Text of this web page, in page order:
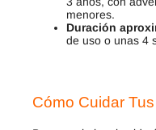
menores.
Duración
de uso o unas 4
Cómo Cuidar